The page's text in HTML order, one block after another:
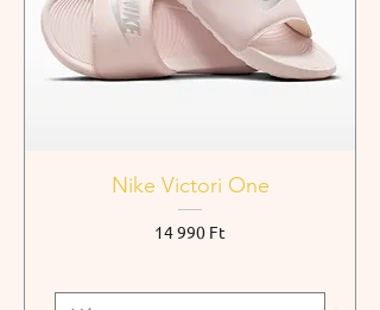
Nike Victori One
Ár
14 990 Ft